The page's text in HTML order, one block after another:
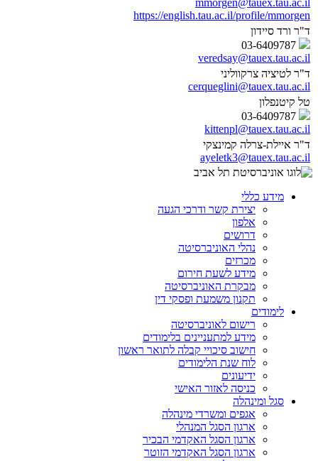
https://english.tau.ac.il/profile/mmorgen
ד"ר ורד סיידון
veredsay@tauex.tau.ac.il
ד"ר לטיציה צרקווליני
cerqueglini@tauex.tau.ac.il
טל קיטנפלון
kittenpl@tauex.tau.ac.il
ד"ר איילת-צרלה קמינצקי
ayeletk3@tauex.tau.ac.il
מידע כללי
יצירת קשר ודרכי הגעה
אלפון
דרושים
נהלי האוניברסיטה
מכרזים
מידע לשעת חירום
מבקרת האוניברסיטה
תקנון משמעת ופסקי דין
לימודים
רישום לאוניברסיטה
מידע למתעניינים בלימודים
חישוב סיכויי קבלה לתואר ראשון
לוח שנת הלימודים
ידיעונים
כניסה לאזור האישי
סגל ומינהלה
אגפים ומשרדי מינהלה
ארגון הסגל המנהלי
ארגון הסגל האקדמי הבכיר
ארגון הסגל האקדמי הזוטר